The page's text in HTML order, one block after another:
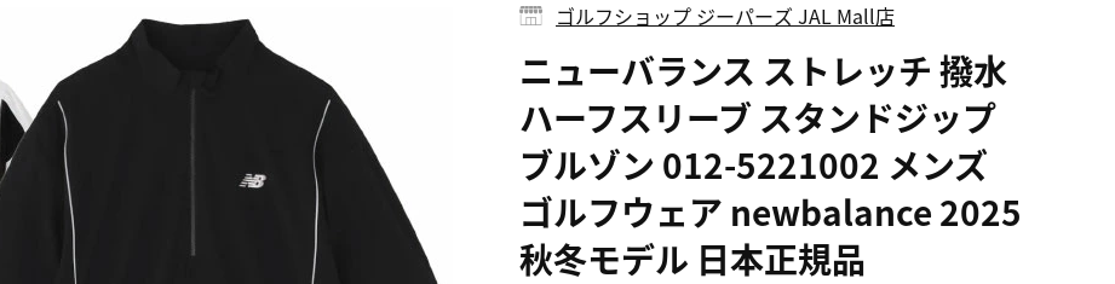
ゴルフショップ ジーパーズ JAL Mall店
ニューバランス ストレッチ 撥水
ハーフスリーブ スタンドジップ
ブルゾン 012-5221002 メンズ
ゴルフウェア newbalance 2025
秋冬モデル 日本正規品